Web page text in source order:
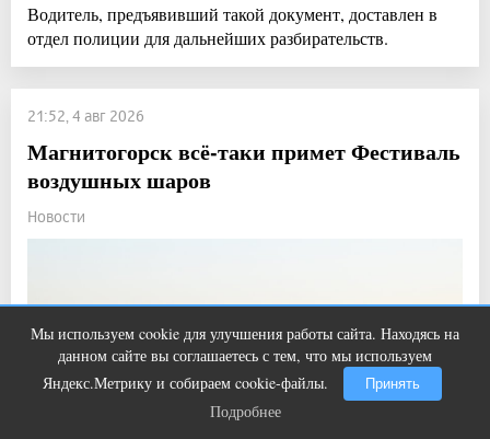
Водитель, предъявивший такой документ, доставлен в
отдел полиции для дальнейших разбирательств.
21:52, 4 авг 2026
Магнитогорск всё-таки примет Фестиваль
воздушных шаров
Новости
Мы используем cookie для улучшения работы сайта. Находясь на
данном сайте вы соглашаетесь с тем, что мы используем
Яндекс.Метрику и собираем cookie-файлы.
Принять
Подробнее
Ногти будут чистыми! Домашний
метод убьет грибок, возьмите 3%-ю…
Подробнее